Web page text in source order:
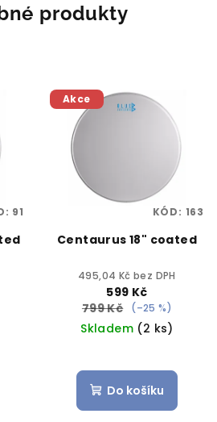
produkty
91
Akce
Centaurus 18" coated
495,04 Kč bez DPH
599 Kč
799 Kč
(–25 %)
Skladem (2 ks)
Do košíku
KÓD: 163